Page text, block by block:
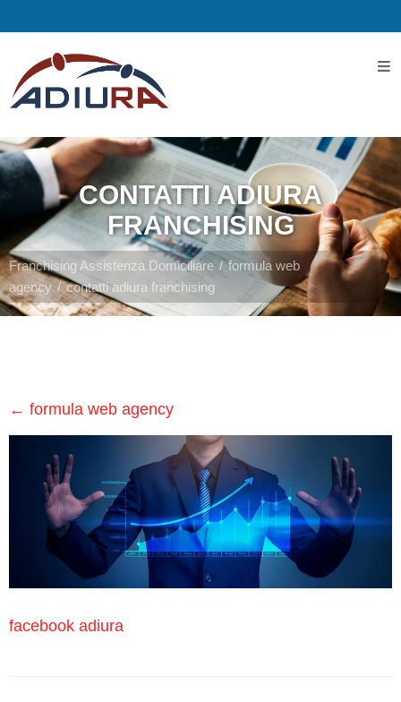
CONTATTI ADIURA
FRANCHISING
Franchising Assistenza Domiciliare
formula web
agency
contatti adiura franchising
← formula web agency
facebook adiura
Home
Servizi
Servizi
Assistenziali
Assistenza
ospedaliera
Medici
Assistenza
Infermieristica
Prelievi a